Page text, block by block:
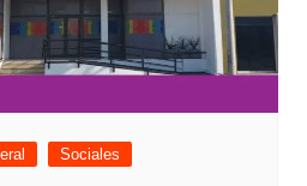
Sociales